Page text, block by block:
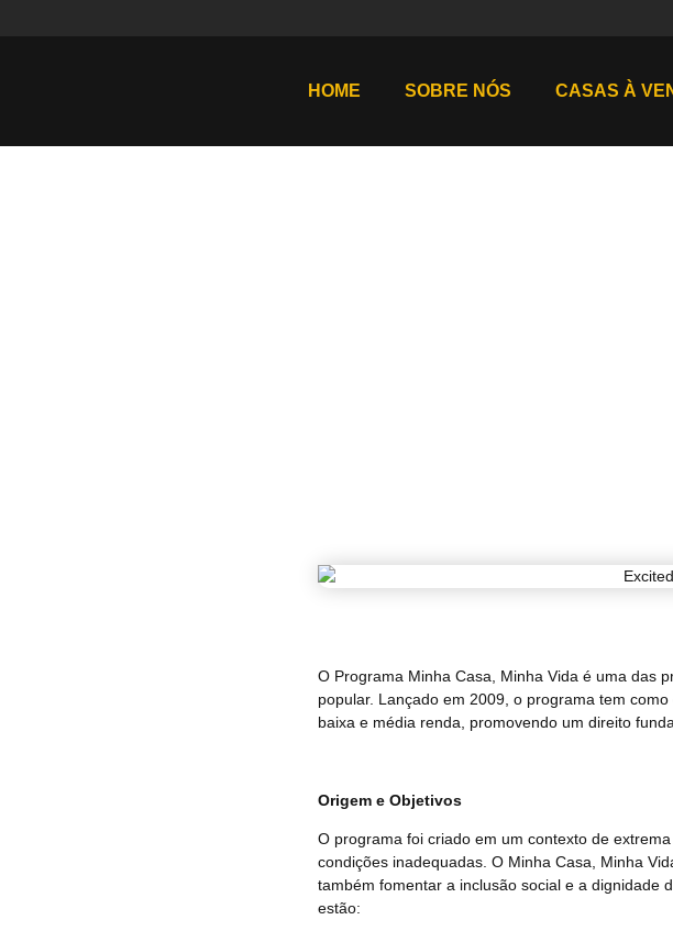
HOME SOBRE NÓS CASAS À
O Programa Minha Casa, Minha Vida é uma das
popular. Lançado em 2009, o programa tem
baixa e média renda, promovendo um direito
Origem e Objetivos
O programa foi criado em um contexto de
condições inadequadas. O Minha Casa, Minha
também fomentar a inclusão social e a dignidade
estão: